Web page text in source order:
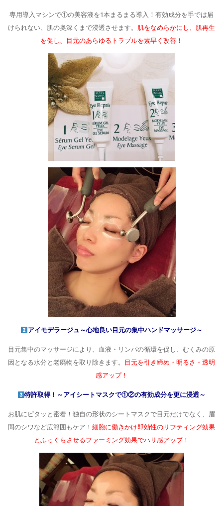
専用導入マシンで①の美容液を1本まるまる導入！有効成分を手では届
けられない、肌の奥深くまで浸透させます。 肌をなめらかにし、肌再生
を促し、目元のあらゆるトラブルを素早く改善！
アイモデラージュ～心地良い目元の集中ハンドマッサージ～
目元集中のマッサージにより、血液・リンパの循環を促し、むくみの原
因となる水分と老廃物を取り除きます。 目元を引き締め・明るさ・透明
感アップ！
特許取得！～アイシートマスクで①②の有効成分を更に浸透～
お肌にピタッと密着！独自の形状のシートマスクで目元だけでなく、眉
間のシワなど広範囲もケア！ 細胞に働きかけ即効性のリフティング効果
とふっくらさせるファーミング効果でハリ感アップ！